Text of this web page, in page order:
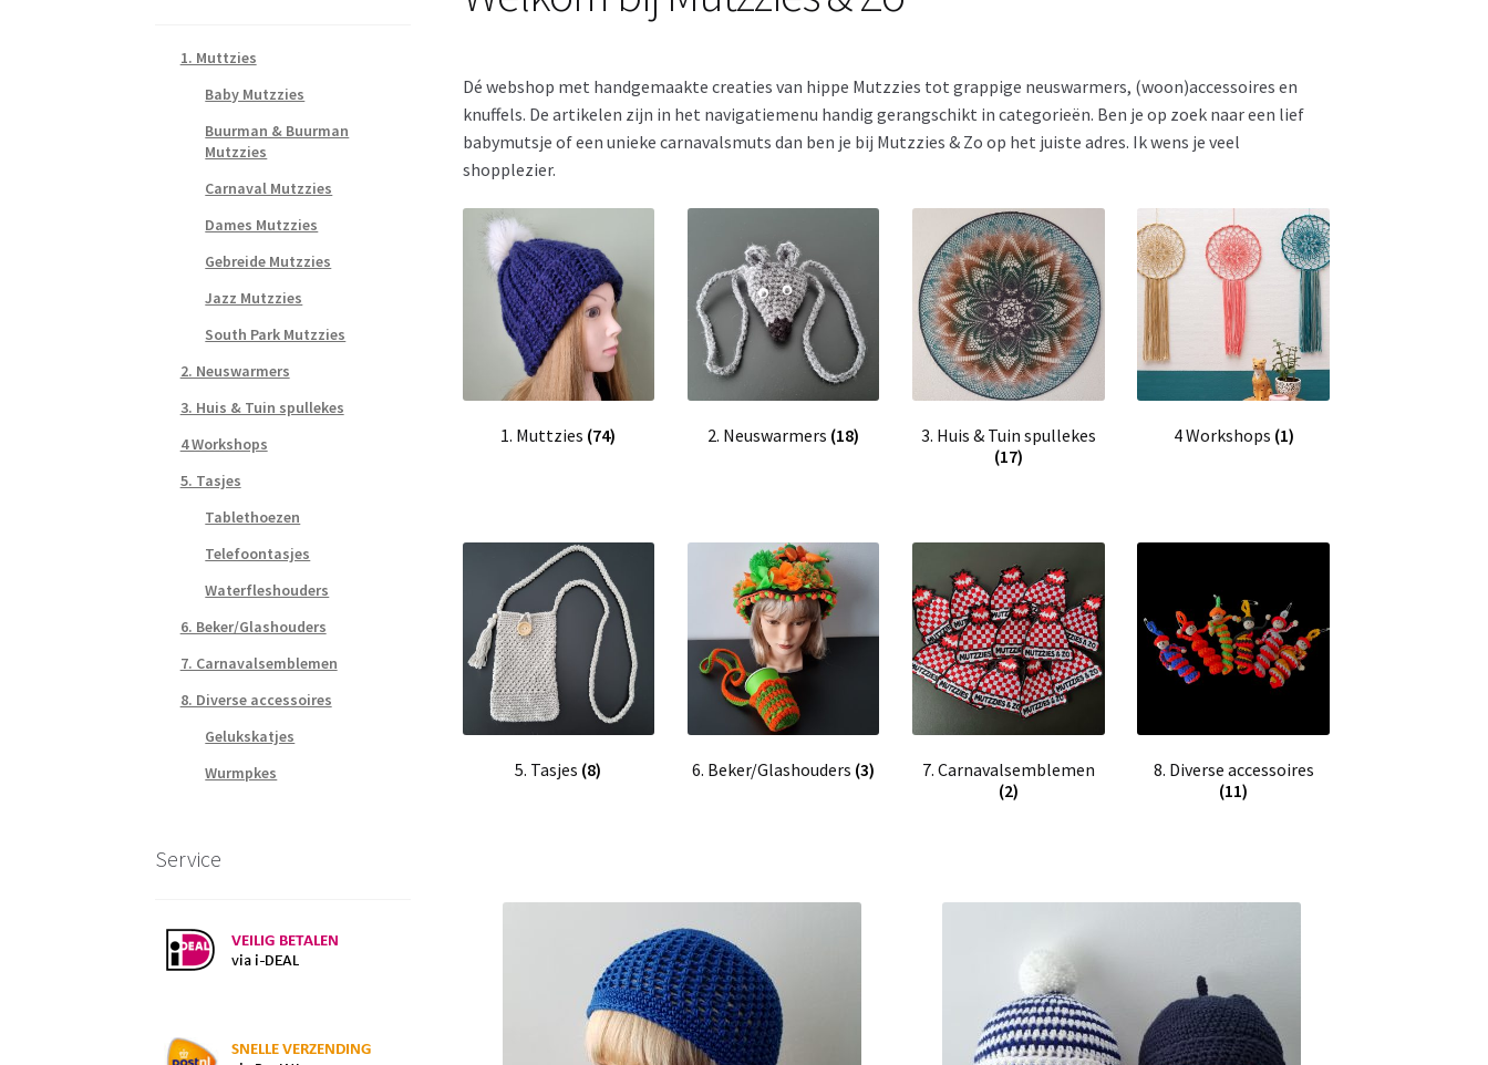
Dé webshop met handgemaakte creaties van hippe Mutzzies tot grappige neuswarmers, (woon)accessoires en
knuffels. De artikelen zijn in het navigatiemenu handig gerangschikt in categorieën. Ben je op zoek naar een lief
babymutsje of een unieke carnavalsmuts dan ben je bij Mutzzies & Zo op het juiste adres. Ik wens je veel
shopplezier.
1. Muttzies (74) 2. Neuswarmers (18)
3. Huis & Tuin spullekes
(17)
4 Workshops (1)
5. Tasjes (8) 6. Beker/Glashouders (3)
7. Carnavalsemblemen
(2)
8. Diverse accessoires
(11)
1. Muttzies
Baby Mutzzies
Buurman & Buurman
Mutzzies
Carnaval Mutzzies
Dames Mutzzies
Gebreide Mutzzies
Jazz Mutzzies
South Park Mutzzies
2. Neuswarmers
3. Huis & Tuin spullekes
4 Workshops
5. Tasjes
Tablethoezen
Telefoontasjes
Waterfleshouders
6. Beker/Glashouders
7. Carnavalsemblemen
8. Diverse accessoires
Gelukskatjes
Wurmpkes
Service